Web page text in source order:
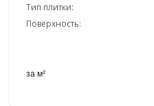
Тип плитки:
Поверхность:
за м²